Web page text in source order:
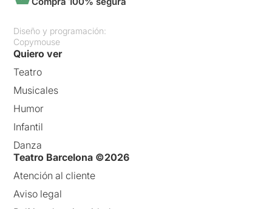
Diseño y programación:
Copymouse
Quiero ver
Teatro
Musicales
Humor
Infantil
Danza
Teatro Barcelona ©2026
Atención al cliente
Aviso legal